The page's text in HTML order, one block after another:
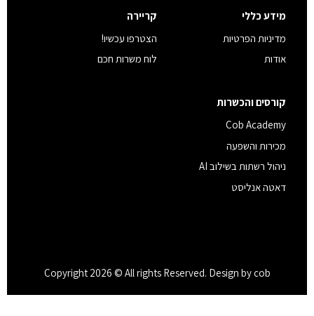
מידע כללי
מדיניות הפרטיות
אודות
קריירה
הצטרפו עכשיו!
לוח משרות חכם
קורסים והכשרות
Cob Academy
מכירות והשפעה
ניהול רשתות בשילוב AI
דאטה אנליסט
Copyright 2026 © All rights Reserved. Design by cob